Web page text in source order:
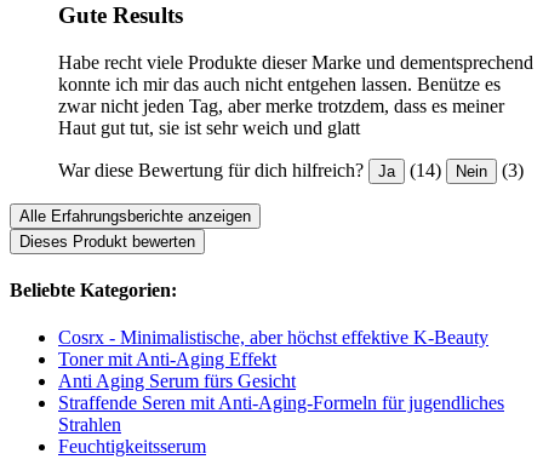
Gute Results
Habe recht viele Produkte dieser Marke und dementsprechend
konnte ich mir das auch nicht entgehen lassen. Benütze es
zwar nicht jeden Tag, aber merke trotzdem, dass es meiner
Haut gut tut, sie ist sehr weich und glatt
War diese Bewertung für dich hilfreich? Ja (14) Nein (3)
Alle Erfahrungsberichte anzeigen
Dieses Produkt bewerten
Beliebte Kategorien:
Cosrx - Minimalistische, aber höchst effektive K-Beauty
Toner mit Anti-Aging Effekt
Anti Aging Serum fürs Gesicht
Straffende Seren mit Anti‑Aging‑Formeln für jugendliches
Strahlen
Feuchtigkeitsserum